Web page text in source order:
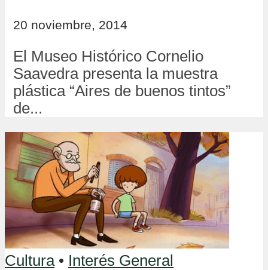
20 noviembre, 2014
El Museo Histórico Cornelio
Saavedra presenta la muestra
plástica “Aires de buenos tintos”
de...
Cultura • Interés General